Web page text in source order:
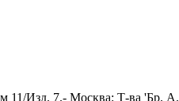
11/Изд. 7.- Москва: Т-ва 'Бр.